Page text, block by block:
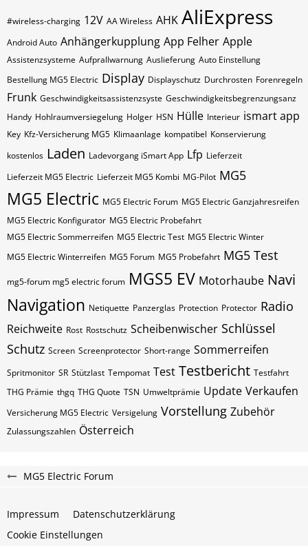
#wireless-charging 12V AA Wireless AHK AliExpress
Android Auto Anhängerkupplung App Felher Apple
Assistenzsysteme Aufprallwarnung Auslieferung Auto Einstellung
Bestellung MG5 Electric Display Displayschutz Durchrosten Forenregeln
Frunk Geschwindigkeitsassistenzsyste Geschwindigkeitsbegrenzungsanz
Handy Hohlraumversiegelung Holger HSN Hülle Interieur ismart app
Key Kfz-Versicherung MG5 Klimaanlage kompatibel Konservierung
kostenlos Laden Ladevorgang iSmart App Lfp Lieferzeit
Lieferzeit MG5 Electric Lieferzeit MG5 Kombi MG-Pilot MG5
MG5 Electric MG5 Electric Forum MG5 Electric Ganzjahresreifen
MG5 Electric Konfigurator MG5 Electric Probefahrt
MG5 Electric Sommerreifen MG5 Electric Test MG5 Electric Winter
MG5 Electric Winterreifen MG5 Forum MG5 Probefahrt MG5 Test
mg5-forum mg5 electric forum MGS5 EV Motorhaube Navi
Navigation Netiquette Panzerglas Protection Protector Radio
Reichweite Rost Rostschutz Scheibenwischer Schlüssel
Schutz Screen Screenprotector Short-range Sommerreifen
Spritmonitor SR Stützlast Tempomat Test Testbericht Testfahrt
THG Prämie thgq THG Quote TSN Umweltprämie Update Verkaufen
Versicherung MG5 Electric Versigelung Vorstellung Zubehör
Zulassungszahlen Österreich
MG5 Electric Forum
Impressum
Datenschutzerklärung
Cookie Einstellungen